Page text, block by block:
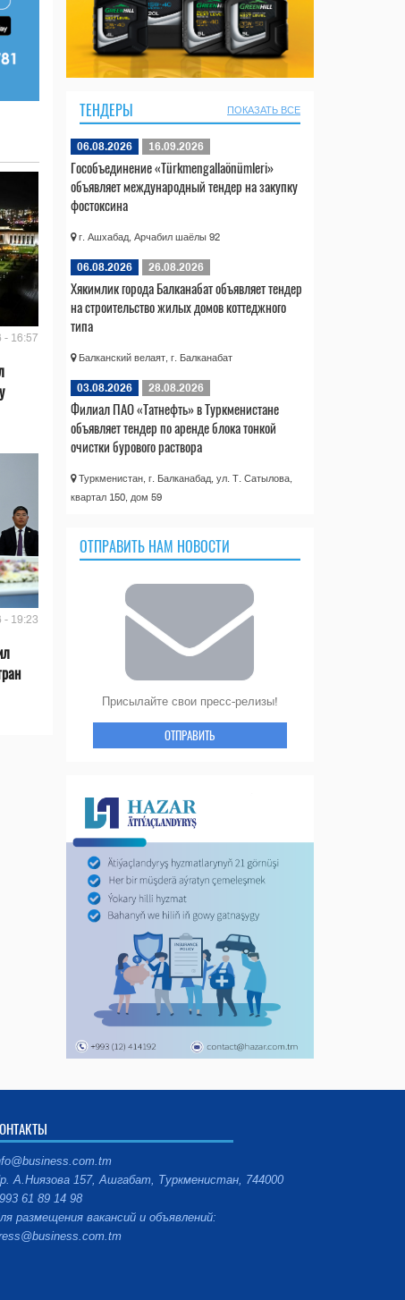
- 16:57
- 19:23
ТЕНДЕРЫ ПОКАЗАТЬ ВСЕ
06.08.2026 16.09.2026
Гособъединение «Türkmengallaönümleri»
объявляет международный тендер на закупку
фостоксина
г. Ашхабад, Арчабил шаёлы 92
06.08.2026 26.08.2026
Хякимлик города Балканабат объявляет тендер
на строительство жилых домов коттеджного
типа
Балканский велаят, г. Балканабат
03.08.2026 28.08.2026
Филиал ПАО «Татнефть» в Туркменистане
объявляет тендер по аренде блока тонкой
очистки бурового раствора
Туркменистан, г. Балканабад, ул. Т. Сатылова,
квартал 150, дом 59
ОТПРАВИТЬ НАМ НОВОСТИ
Присылайте свои пресс-релизы!
ОТПРАВИТЬ
А.Ниязова 157, Ашгабат, Туркменистан, 744000
61 89 14 98
размещения вакансий и объявлений: